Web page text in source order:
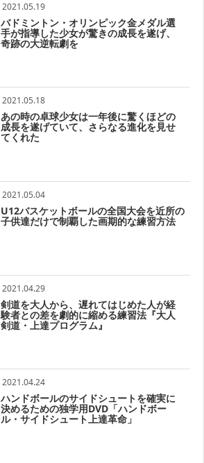
2021.05.19
バドミントン・オリンピック金メダル選
手が指導した少女が驚きの成長を遂げ、
奇跡の大逆転劇を
2021.05.18
あの時の卓球少女は一年後に驚くほどの
成長を遂げていて、さらなる進化を見せ
てくれた
2021.05.04
U12バスケットボールの全国大会を近所の
子供達だけで制覇した画期的な練習方法
2021.04.29
剣道を大人から、遅れてはじめた人が経
験者との差を劇的に縮める練習法『大人
剣道・上達プログラム』
2021.04.24
ハンドボールのサイドシュートを確実に
決めるための独学用DVD「ハンドボー
ル・サイドシュート上達革命」